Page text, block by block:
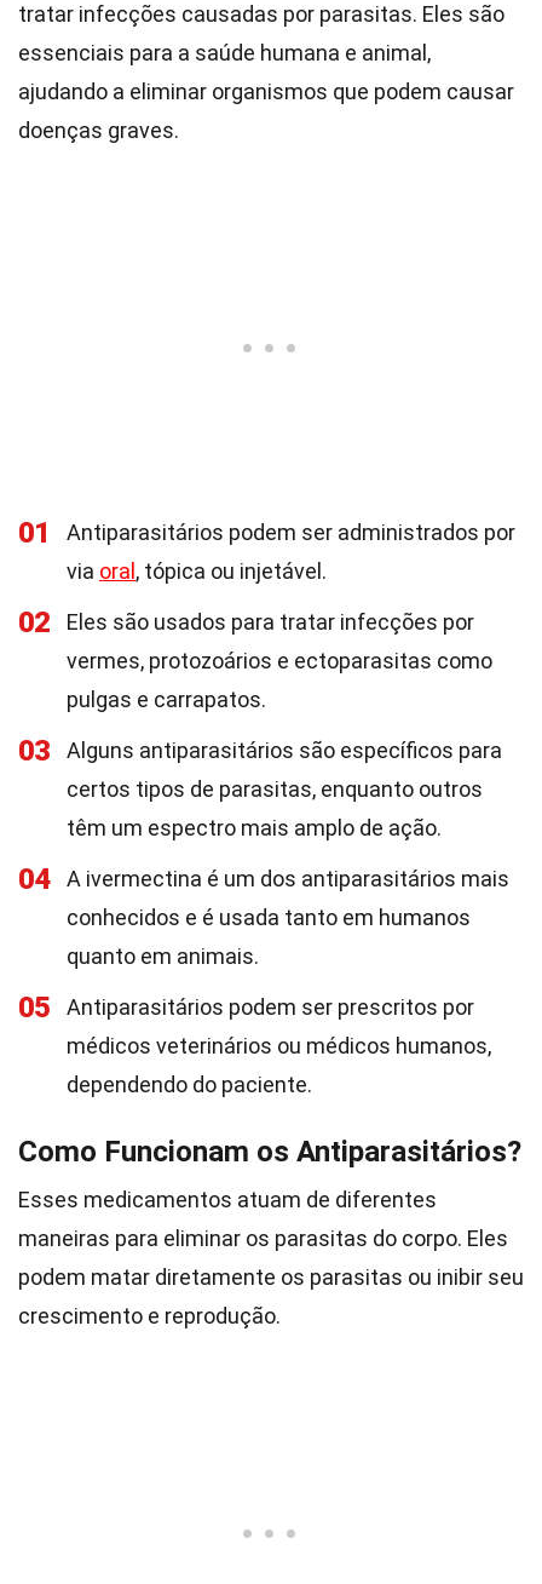
tratar infecções causadas por parasitas. Eles são
essenciais para a saúde humana e animal,
ajudando a eliminar organismos que podem causar
doenças graves.
01
Antiparasitários podem ser administrados por
via oral , tópica ou injetável.
02
Eles são usados para tratar infecções por
vermes, protozoários e ectoparasitas como
pulgas e carrapatos.
03
Alguns antiparasitários são específicos para
certos tipos de parasitas, enquanto outros
têm um espectro mais amplo de ação.
04
A ivermectina é um dos antiparasitários mais
conhecidos e é usada tanto em humanos
quanto em animais.
05
Antiparasitários podem ser prescritos por
médicos veterinários ou médicos humanos,
dependendo do paciente.
Como Funcionam os Antiparasitários?
Esses medicamentos atuam de diferentes
maneiras para eliminar os parasitas do corpo. Eles
podem matar diretamente os parasitas ou inibir seu
crescimento e reprodução.